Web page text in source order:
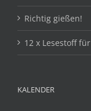
Richtig gießen!
12 x Lesestoff
KALENDER